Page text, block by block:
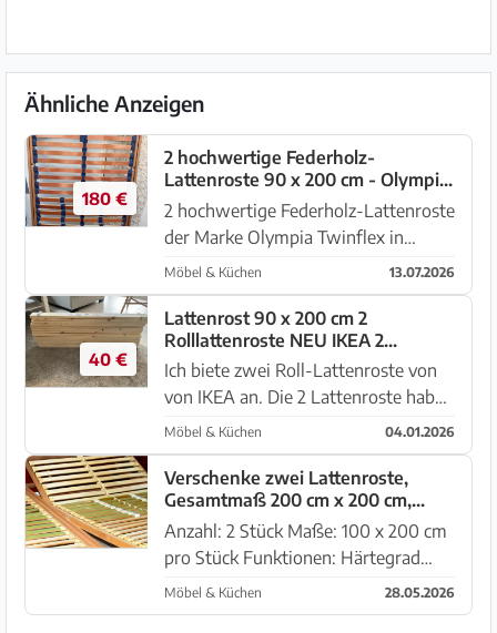
Ähnliche Anzeigen
180 €
2 hochwertige Federholz-
Lattenroste 90 x 200 cm - Olympia
Twinflex
2 hochwertige Federholz-Lattenroste
der Marke Olympia Twinflex in
einem gepflegten und voll
funktionsfähigen Zustand.
Ausstattung: * Maße je Lattenrost:
90 × 200 cm * Hochwertige
Federholzleist...
Möbel & Küchen 13.07.2026
40 €
Lattenrost 90 x 200 cm 2
Rolllattenroste NEU IKEA 2
Lattenroste
Ich biete zwei Roll-Lattenroste von
von IKEA an. Die 2 Lattenroste habe
ich gerade neu bei IKEA gekauft, aber
versehentlich die falsche Größe
gewählt. Da die Bandage geöffnet
ist, nimmt IKEA die Latte...
Möbel & Küchen 04.01.2026
Verschenke zwei Lattenroste,
Gesamtmaß 200 cm x 200 cm,
verstellbar
Anzahl: 2 Stück Maße: 100 x 200 cm
pro Stück Funktionen: Härtegrad
verstellbar, Kopfteil und Fußteil
manuell verstellbar Material: stabiles
Möbel & Küchen 28.05.2026